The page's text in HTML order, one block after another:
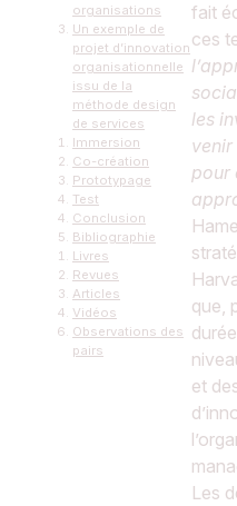
organisations
Un exemple de
projet d’innovation
organisationnelle
issu de la
méthode design
de services
Immersion
Co-création
Prototypage
Test
Conclusion
Bibliographie
Livres
Revues
Articles
Vidéos
Observations des
pairs
fait
ces
les
pour
que,
et
Les